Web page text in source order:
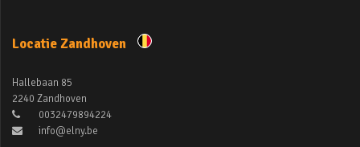
Locatie Zandhoven
Hallebaan 85
2240 Zandhoven
0032479894224
info@elny.be